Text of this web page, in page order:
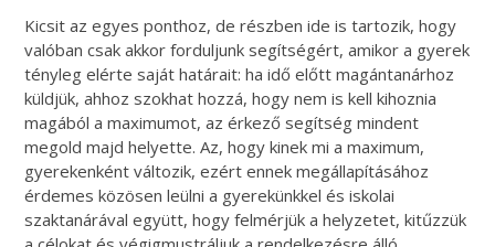
Kicsit az egyes ponthoz, de részben ide is tartozik, hogy
valóban csak akkor forduljunk segítségért, amikor a gyerek
tényleg elérte saját határait: ha idő előtt magántanárhoz
küldjük, ahhoz szokhat hozzá, hogy nem is kell kihoznia
magából a maximumot, az érkező segítség mindent
megold majd helyette. Az, hogy kinek mi a maximum,
gyerekenként változik, ezért ennek megállapításához
érdemes közösen leülni a gyerekünkkel és iskolai
szaktanárával együtt, hogy felmérjük a helyzetet, kitűzzük